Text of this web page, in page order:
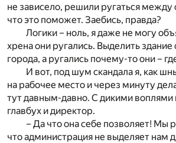
не зависело, решили ругаться между
что это поможет. Заебись, правда?
Логики – ноль, я даже не могу
хрена они ругались. Выделить здание
города, а ругались почему-то они –
И вот, под шум скандала я, как
на рабочее место и через минуту
тут давным-давно. С дикими воплями
главбух и директор.
– Да что она себе позволяет! Мы
что администрация не выделяет нам